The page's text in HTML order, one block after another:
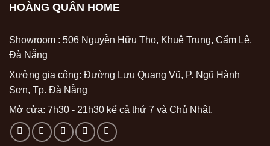
HOÀNG QUÂN HOME
Showroom : 506 Nguyễn Hữu Thọ, Khuê Trung, Cẩm Lệ,
Đà Nẵng
Xưởng gia công: Đường Lưu Quang Vũ, P. Ngũ Hành
Sơn, Tp. Đà Nẵng
Mở cửa: 7h30 - 21h30 kể cả thứ 7 và Chủ Nhật.